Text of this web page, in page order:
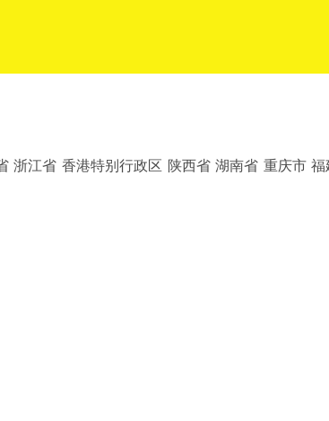
浙江省 香港特别行政区 陕西省 湖南省 重庆市